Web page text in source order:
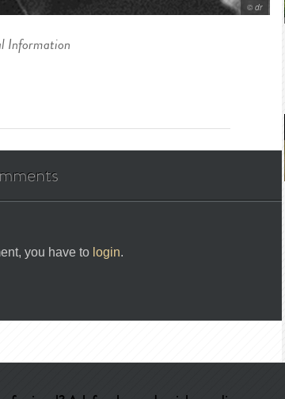
© dr
Information
you have to login.